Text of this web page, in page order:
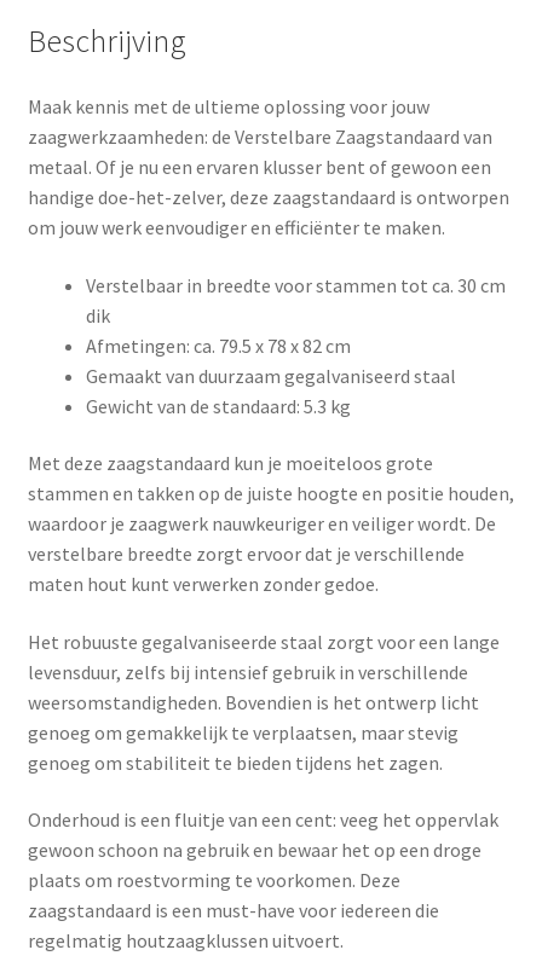
Beschrijving
Maak kennis met de ultieme oplossing voor jouw
zaagwerkzaamheden: de Verstelbare Zaagstandaard van
metaal. Of je nu een ervaren klusser bent of gewoon een
handige doe-het-zelver, deze zaagstandaard is ontworpen
om jouw werk eenvoudiger en efficiënter te maken.
Verstelbaar in breedte voor stammen tot ca. 30 cm
dik
Afmetingen: ca. 79.5 x 78 x 82 cm
Gemaakt van duurzaam gegalvaniseerd staal
Gewicht van de standaard: 5.3 kg
Met deze zaagstandaard kun je moeiteloos grote
stammen en takken op de juiste hoogte en positie houden,
waardoor je zaagwerk nauwkeuriger en veiliger wordt. De
verstelbare breedte zorgt ervoor dat je verschillende
maten hout kunt verwerken zonder gedoe.
Het robuuste gegalvaniseerde staal zorgt voor een lange
levensduur, zelfs bij intensief gebruik in verschillende
weersomstandigheden. Bovendien is het ontwerp licht
genoeg om gemakkelijk te verplaatsen, maar stevig
genoeg om stabiliteit te bieden tijdens het zagen.
Onderhoud is een fluitje van een cent: veeg het oppervlak
gewoon schoon na gebruik en bewaar het op een droge
plaats om roestvorming te voorkomen. Deze
zaagstandaard is een must-have voor iedereen die
regelmatig houtzaagklussen uitvoert.